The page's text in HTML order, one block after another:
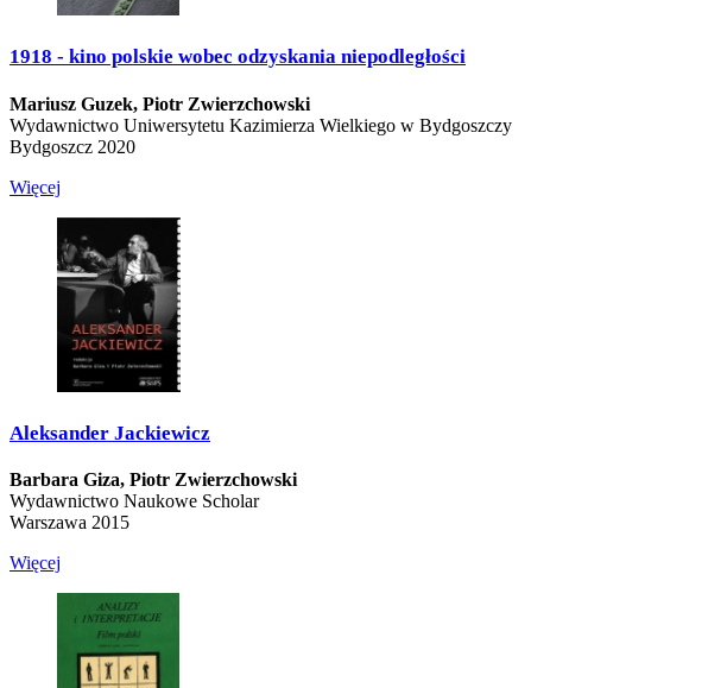
1918 - kino polskie wobec odzyskania niepodległości
Mariusz Guzek, Piotr Zwierzchowski
Wydawnictwo Uniwersytetu Kazimierza Wielkiego w Bydgoszczy
Bydgoszcz 2020
Więcej
Aleksander Jackiewicz
Barbara Giza, Piotr Zwierzchowski
Wydawnictwo Naukowe Scholar
Warszawa 2015
Więcej